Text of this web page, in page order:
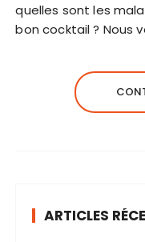
quelles sont les
bon cocktail ? Nous
ARTICLES